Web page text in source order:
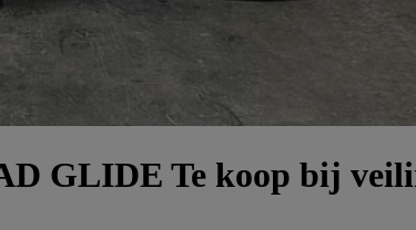
GLIDE Te koop bij